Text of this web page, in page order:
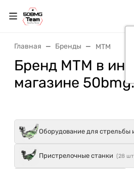
Главная Бренды MTM
Бренд MTM в
магазине
Оборудование для стрельбы
Пристрелочные станки (28